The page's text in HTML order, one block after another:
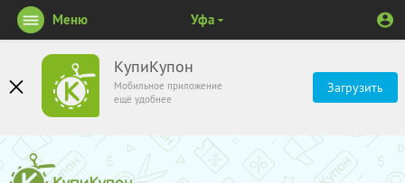
КупиКупон
Мобильное приложение
ещё удобнее
Загрузить
Меню Уфа